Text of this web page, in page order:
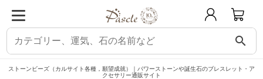
search
ストーンビーズ（カルサイト各種，願望成就）｜パワーストーンや誕生石のブレスレット・ア
クセサリー通販サイト